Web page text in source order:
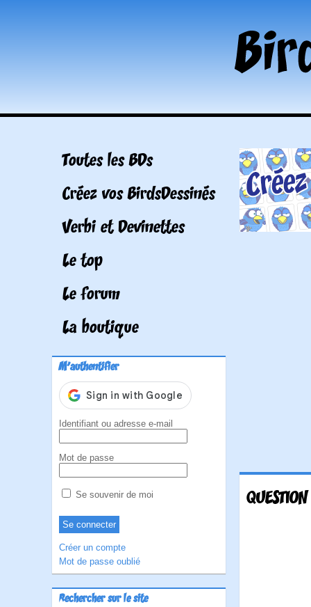
Toutes les BDs
Créez vos BirdsDessinés
Verbi et Devinettes
Le top
Le forum
La boutique
M'authentifier
Identifiant ou adresse e-mail
Mot de passe
Se souvenir de moi
Créer un compte
Mot de passe oublié
Rechercher sur le site